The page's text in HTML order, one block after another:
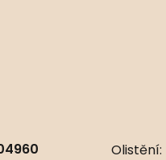
Olistění: